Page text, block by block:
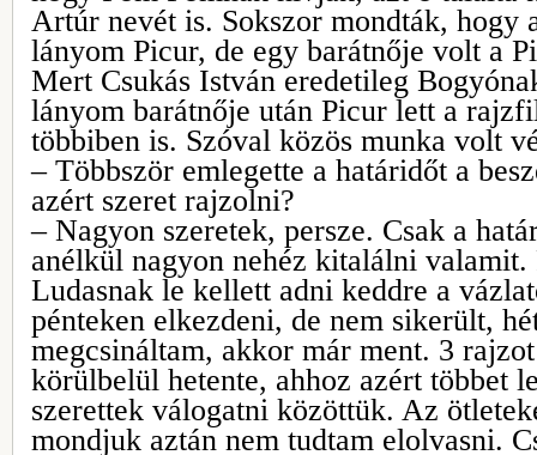
Artúr nevét is. Sokszor mondták, hogy
lányom Picur, de egy barátnője volt a
Mert Csukás István eredetileg
lányom barátnője után Picur lett a
többiben is. Szóval közös munka volt
– Többször emlegette a határidőt a
azért szeret rajzolni?
– Nagyon szeretek, persze. Csak a
anélkül nagyon nehéz kitalálni valamit.
Ludasnak le kellett adni keddre a
pénteken elkezdeni, de nem sikerült,
megcsináltam, akkor már ment. 3
körülbelül hetente, ahhoz azért többet
szerettek válogatni közöttük. Az
mondjuk aztán nem tudtam elolvasni.